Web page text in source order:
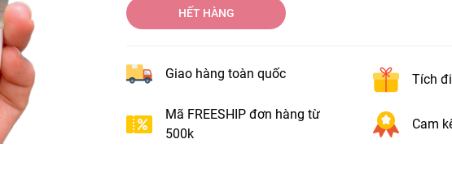
HẾT HÀNG
Giao hàng toàn quốc Tích
Mã FREESHIP đơn hàng từ
500k
Cam